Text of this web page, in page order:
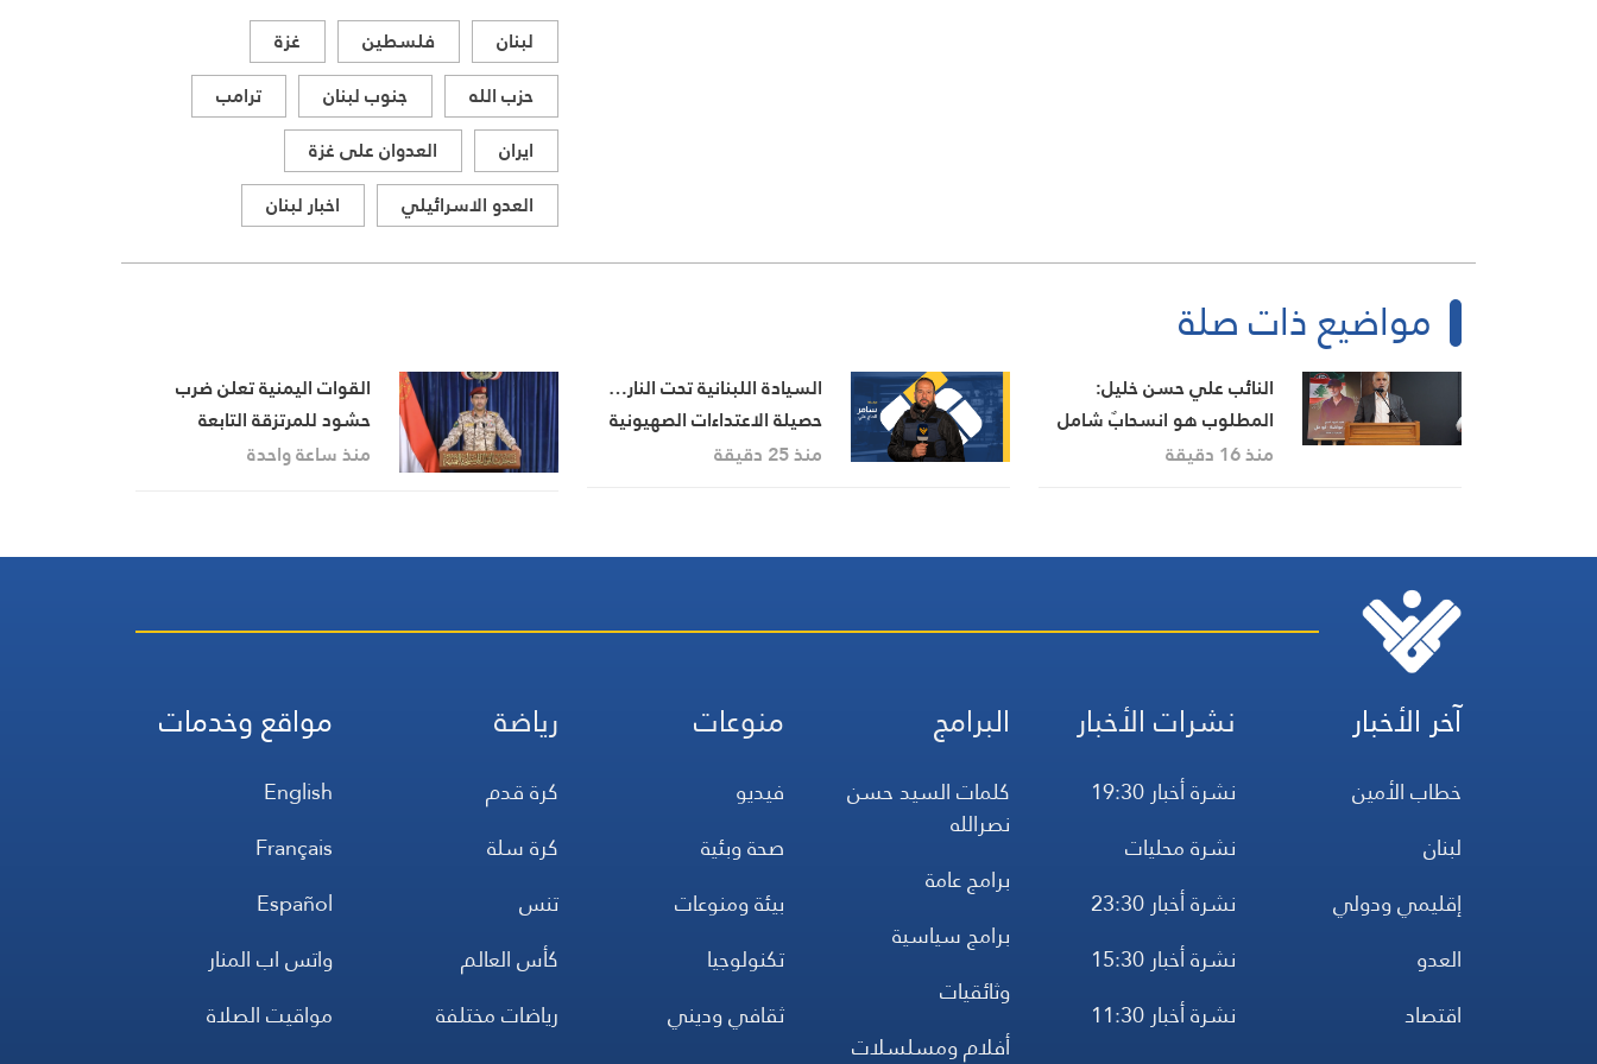
لبنان فلسطين
غزة
حزب الله
جنوب لبنان
ترامب
ايران
العدوان على غزة
العدو الاسرائيلي
اخبار لبنان
مواضيع ذات صلة
النائب علي حسن خليل:
المطلوب هو انسحابٌ شامل
وكامل للعدو من الجنوب
منذ 16 دقيقة
السيادة اللبنانية تحت النار…
حصيلة الاعتداءات الصهيونية
في جنوب لبنان اليوم
منذ 25 دقيقة
القوات اليمنية تعلن ضرب
حشود للمرتزقة التابعة
للسعودية ضربات نوعية
منذ ساعة واحدة
آخر الأخبار
خطاب الأمين
لبنان
إقليمي ودولي
العدو
اقتصاد
نشرات الأخبار
نشرة أخبار 19:30
نشرة محليات
نشرة أخبار 23:30
نشرة أخبار 15:30
نشرة أخبار 11:30
البرامج
كلمات السيد حسن
نصرالله
برامج عامة
برامج سياسية
وثائقيات
أفلام ومسلسلات
منوعات
فيديو
صحة وبئية
بيئة ومنوعات
تكنولوجيا
ثقافي وديني
رياضة
كرة قدم
كرة سلة
تنس
كأس العالم
رياضات مختلفة
مواقع وخدمات
English
Français
Español
واتس اب المنار
مواقيت الصلاة